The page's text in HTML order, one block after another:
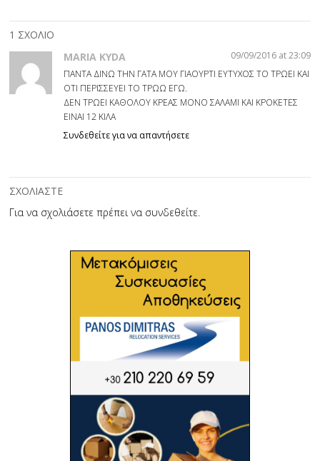
1 ΣΧΟΛΙΟ
MARIA KYDA
09/09/2016 at 23:09
ΠΑΝΤΑ ΔΙΝΩ ΤΗΝ ΓΑΤΑ ΜΟΥ ΓΙΑΟΥΡΤΙ ΕΥΤΥΧΟΣ ΤΟ ΤΡΩΕΙ ΚΑΙ
ΟΤΙ ΠΕΡΙΣΣΕΥΕΙ ΤΟ ΤΡΩΩ ΕΓΩ.
ΔΕΝ ΤΡΩΕΙ ΚΑΘΟΛΟΥ ΚΡΕΑΣ ΜΟΝΟ ΣΑΛΑΜΙ ΚΑΙ ΚΡΟΚΕΤΕΣ
ΕΙΝΑΙ 12 ΚΙΛΑ
Συνδεθείτε για να απαντήσετε
ΣΧΟΛΙΑΣΤΕ
Για να σχολιάσετε πρέπει να συνδεθείτε.